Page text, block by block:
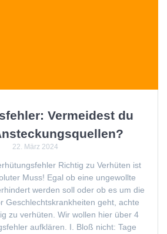
Vermeidest du
22. März 2024
Richtig zu Verhüten ist
Muss! Egal ob eine ungewollte
werden soll oder ob es um die
Geschlechtskrankheiten geht, achte
zu verhüten. Wir wollen hier über 4
aufklären. I. Bloß nicht: Tage